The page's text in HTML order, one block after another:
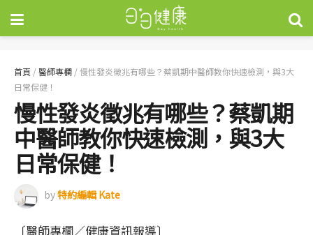
首頁 /醫師專欄 /慢性發炎徵兆有哪些？蔡凱期中醫師教你快速檢測，與3大
日常保健！
慢性發炎徵兆有哪些？蔡凱期
中醫師教你快速檢測，與3大
日常保健！
by特約編輯 Kate
〔醫師專欄／健康資訊報導〕